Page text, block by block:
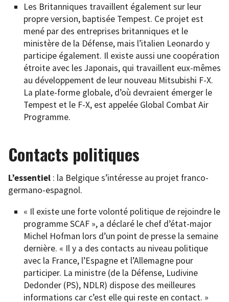
Les Britanniques travaillent également sur leur
propre version, baptisée Tempest. Ce projet est
mené par des entreprises britanniques et le
ministère de la Défense, mais l’italien Leonardo y
participe également. Il existe aussi une coopération
étroite avec les Japonais, qui travaillent eux-mêmes
au développement de leur nouveau Mitsubishi F-X.
La plate-forme globale, d’où devraient émerger le
Tempest et le F-X, est appelée Global Combat Air
Programme.
Contacts politiques
L’essentiel : la Belgique s’intéresse au projet franco-
germano-espagnol.
« Il existe une forte volonté politique de rejoindre le
programme SCAF », a déclaré le chef d’état-major
Michel Hofman lors d’un point de presse la semaine
dernière. « Il y a des contacts au niveau politique
avec la France, l’Espagne et l’Allemagne pour
participer. La ministre (de la Défense, Ludivine
Dedonder (PS), NDLR) dispose des meilleures
informations car c’est elle qui reste en contact. »